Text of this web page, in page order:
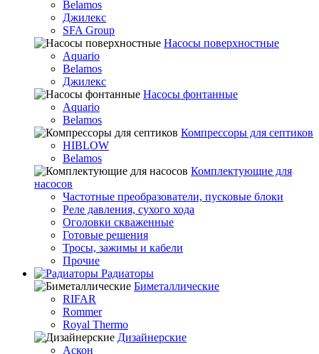
Belamos
Джилекс
SFA Group
Насосы поверхностные
Aquario
Belamos
Джилекс
Насосы фонтанные
Aquario
Belamos
Компрессоры для септиков
HIBLOW
Belamos
Комплектующие для
насосов
Частотные преобразователи, пусковые блоки
Реле давления, сухого хода
Оголовки скваженные
Готовые решения
Тросы, зажимы и кабели
Прочие
Радиаторы
Биметаллические
RIFAR
Rommer
Royal Thermo
Дизайнерские
Аскон